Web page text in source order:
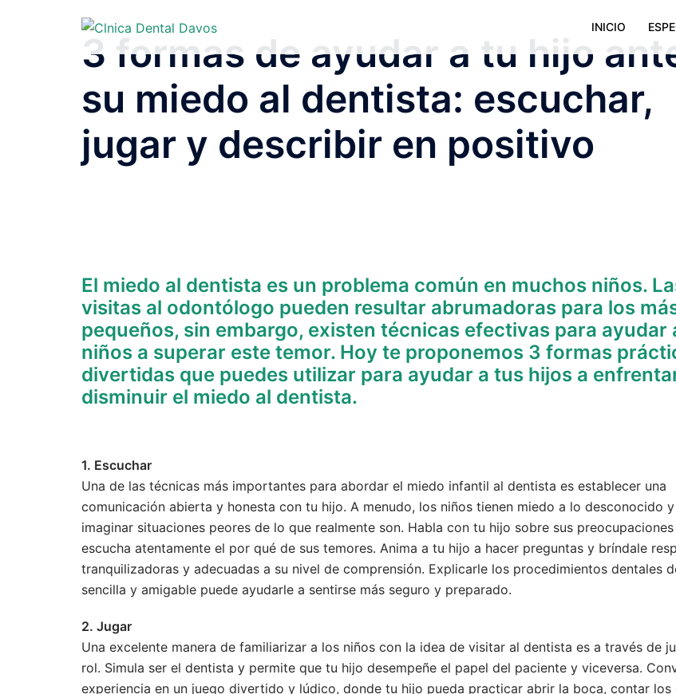
INICIO
3 formas de ayudar a tu hijo
su miedo al dentista: escuchar,
jugar y describir en positivo
El miedo al dentista es un problema común en muchos niños.
visitas al odontólogo pueden resultar abrumadoras para los
pequeños, sin embargo, existen técnicas efectivas para ayudar
niños a superar este temor. Hoy te proponemos 3 formas
divertidas que puedes utilizar para ayudar a tus hijos a
disminuir el miedo al dentista.
1. Escuchar
Una de las técnicas más importantes para abordar el miedo infantil al dentista es establecer una
comunicación abierta y honesta con tu hijo. A menudo, los niños tienen miedo a lo desconocido
imaginar situaciones peores de lo que realmente son. Habla con tu hijo sobre sus
escucha atentamente el por qué de sus temores. Anima a tu hijo a hacer preguntas y bríndale
tranquilizadoras y adecuadas a su nivel de comprensión. Explicarle los procedimientos dentales
sencilla y amigable puede ayudarle a sentirse más seguro y preparado.
2. Jugar
Una excelente manera de familiarizar a los niños con la idea de visitar al dentista es a través de
rol. Simula ser el dentista y permite que tu hijo desempeñe el papel del paciente y viceversa.
experiencia en un juego divertido y lúdico, donde tu hijo pueda practicar abrir la boca, contar los